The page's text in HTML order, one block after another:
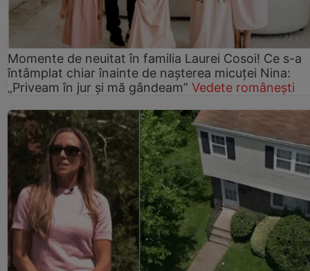
Momente de neuitat în familia Laurei Cosoi! Ce s-a
întâmplat chiar înainte de nașterea micuței Nina:
„Priveam în jur și mă gândeam” Vedete românești